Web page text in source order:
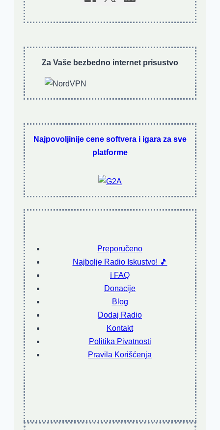
Za Vaše bezbedno internet prisustvo
Najpovoljinije cene softvera i igara za sve
platforme
Preporučeno
Najbolje Radio Iskustvo! 🎵
ℹ️ FAQ
Donacije
Blog
Dodaj Radio
Kontakt
Politika Pivatnosti
Pravila Korišćenja